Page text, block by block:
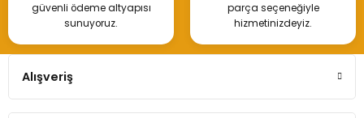
güvenli ödeme altyapısı
sunuyoruz.
parça seçeneğiyle
hizmetinizdeyiz.
Alışveriş